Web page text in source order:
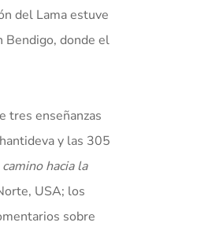
del Lama estuve
Bendigo, donde el
tres enseñanzas
y las 305
hacia la
USA; los
sobre